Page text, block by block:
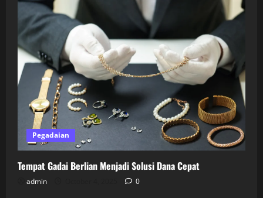
Pegadaian
Tempat Gadai Berlian Menjadi Solusi Dana Cepat
admin 0